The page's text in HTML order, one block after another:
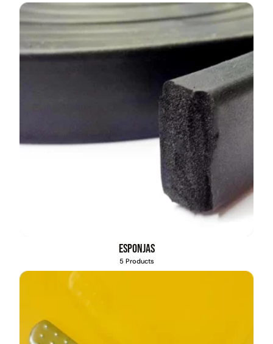
Esponjas
5 Products